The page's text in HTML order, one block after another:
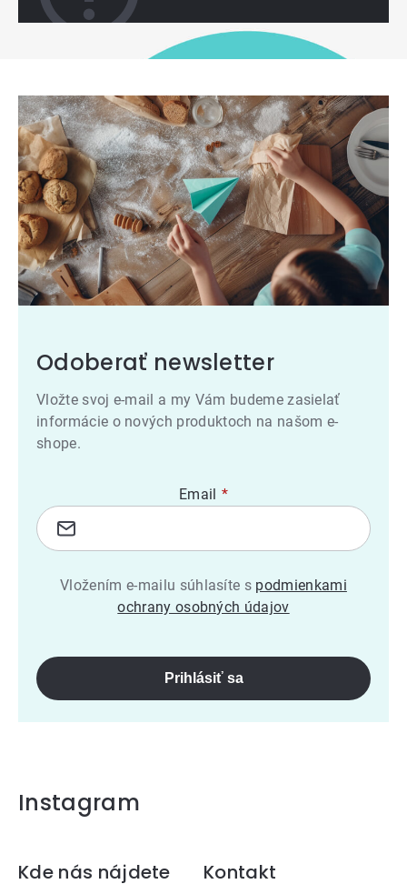
Odoberať newsletter
Vložte svoj e-mail a my Vám budeme zasielať
informácie o nových produktoch na našom e-
shope.
Email
Vložením e-mailu súhlasíte s podmienkami
ochrany osobných údajov
Prihlásiť sa
Instagram
Zápätie
Kde nás nájdete
Kontakt